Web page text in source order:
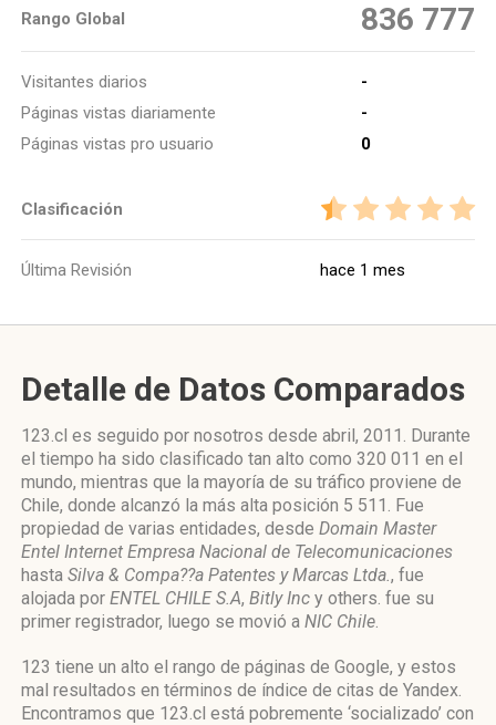
Rango Global 836 777
Visitantes diarios
-
Páginas vistas diariamente
-
Páginas vistas pro usuario
0
Clasificación
Última Revisión hace 1 mes
Detalle de Datos Comparados
123.cl es seguido por nosotros desde abril, 2011. Durante
el tiempo ha sido clasificado tan alto como 320 011 en el
mundo, mientras que la mayoría de su tráfico proviene de
Chile, donde alcanzó la más alta posición 5 511. Fue
propiedad de varias entidades, desde Domain Master
Entel Internet Empresa Nacional de Telecomunicaciones
hasta Silva & Compa??a Patentes y Marcas Ltda., fue
alojada por ENTEL CHILE S.A, Bitly Inc y others. fue su
primer registrador, luego se movió a NIC Chile.
123 tiene un alto el rango de páginas de Google, y estos
mal resultados en términos de índice de citas de Yandex.
Encontramos que 123.cl está pobremente ‘socializado’ con